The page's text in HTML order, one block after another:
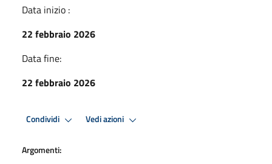
Data inizio :
22 febbraio 2026
Data fine:
22 febbraio 2026
Condividi Vedi azioni
Argomenti: